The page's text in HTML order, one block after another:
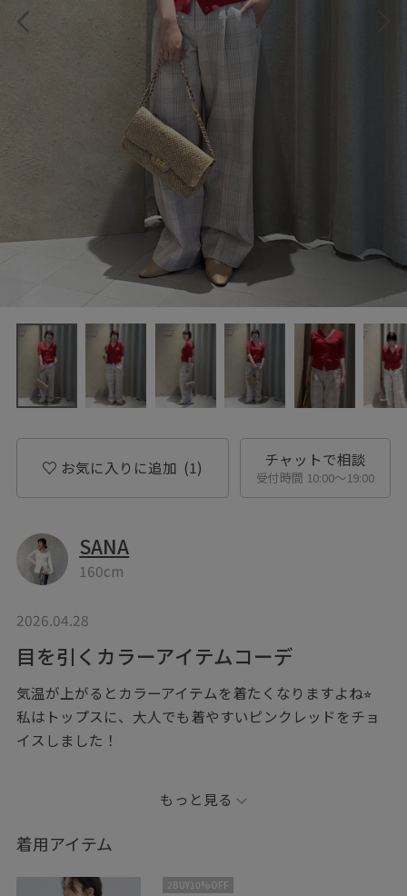
お気に入りに追加 (1) チャットで相談
受付時間 10:00〜19:00
SANA
160cm
2026.04.28
目を引くカラーアイテムコーデ
気温が上がるとカラーアイテムを着たくなりますよね⭐︎
私はトップスに、大人でも着やすいピンクレッドをチョ
イスしました！
なシーンでも着用できそうです。
.
もっと見る
着用アイテム
2BUY10%OFF